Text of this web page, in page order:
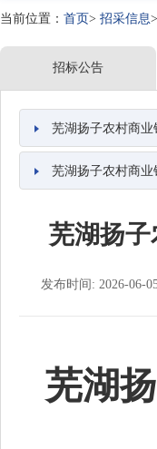
当前位置： 首页> 招采信息
招标公告
芜湖扬子农村商
芜湖扬子农村商
芜湖扬
发布时间: 2026-06-
芜湖